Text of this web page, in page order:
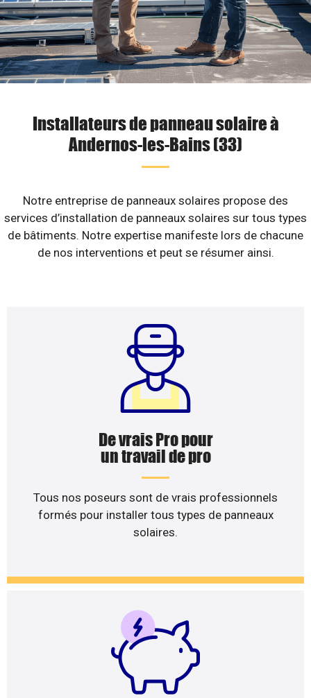
Installateurs de panneau solaire à
Andernos-les-Bains (33)
Notre entreprise de panneaux solaires propose des
services d’installation de panneaux solaires sur tous types
de bâtiments. Notre expertise manifeste lors de chacune
de nos interventions et peut se résumer ainsi.
De vrais Pro pour
un travail de pro
Tous nos poseurs sont de vrais professionnels
formés pour installer tous types de panneaux
solaires.